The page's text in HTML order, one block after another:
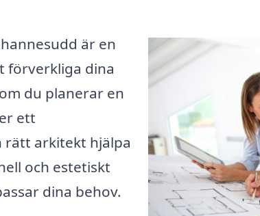
är en
förverkliga dina
du planerar en
ett
arkitekt hjälpa
och estetiskt
dina behov.